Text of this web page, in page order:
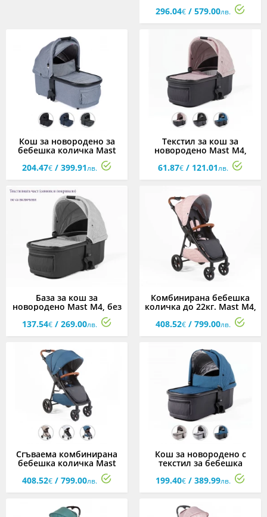
296.04€ / 579.00лв.
Кош за новородено за
бебешка количка Mast
M2x, асортимент
204.47€ / 399.91лв.
Текстил за кош за
новородено Mast M4,
61.87€ / 121.01лв.
База за кош за
новородено Mast M4, без
сенник и покривало
137.54€ / 269.00лв.
Комбинирана бебешка
количка до 22кг. Mast M4,
408.52€ / 799.00лв.
Сгъваема комбинирана
бебешка количка Mast
408.52€ / 799.00лв.
Кош за новородено с
текстил за бебешка
количка Mast M4,
асортимент
199.40€ / 389.99лв.